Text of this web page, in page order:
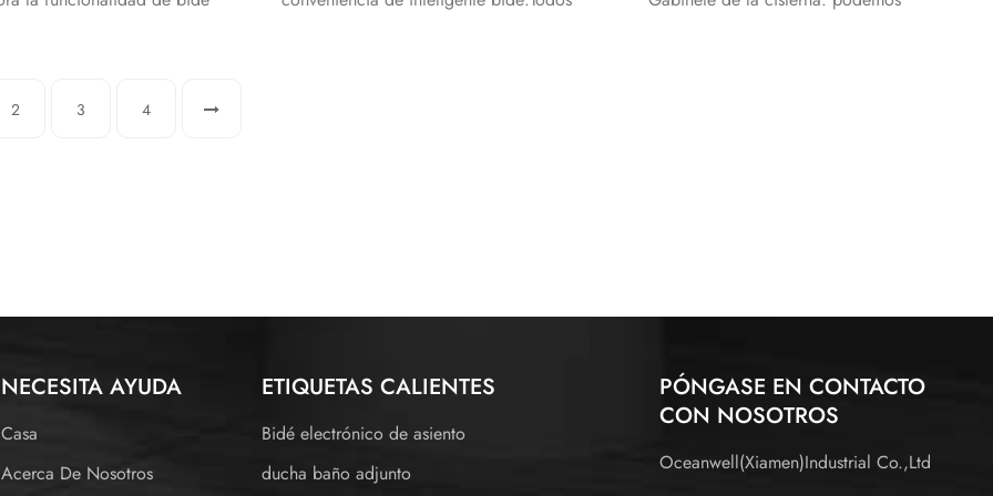
de limpieza inteligentes
disponibles.
2 3 4
NECESITA AYUDA
Casa
Acerca De Nosotros
ETIQUETAS CALIENTES
Bidé electrónico de asiento
ducha baño adjunto
PÓNGASE EN CONTACTO
CON NOSOTROS
Oceanwell(Xiamen)Industrial Co.,Ltd